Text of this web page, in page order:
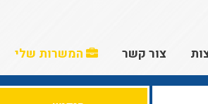
צור קשר המשרות שלי